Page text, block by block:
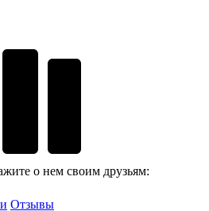
о нем своим друзьям:
Отзывы